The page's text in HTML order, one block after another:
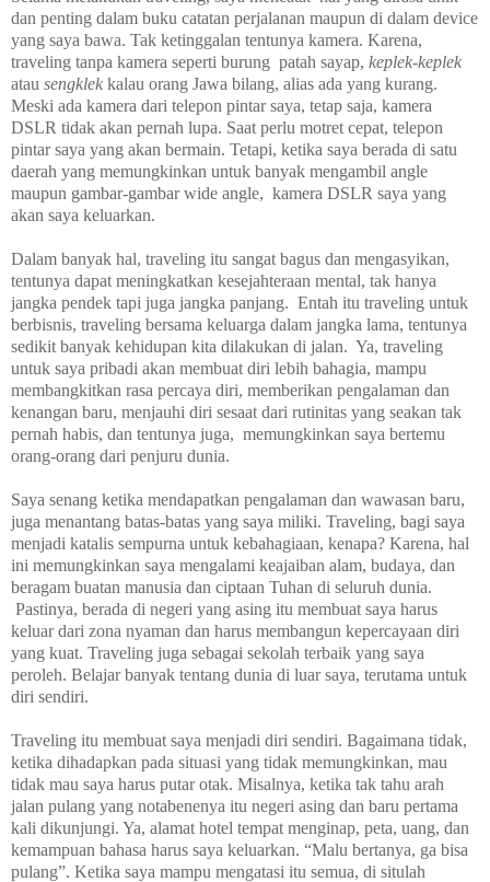
dan penting dalam buku catatan perjalanan maupun di dalam device
yang saya bawa. Tak ketinggalan tentunya kamera. Karena,
traveling tanpa kamera seperti burung patah sayap, keplek-keplek
atau sengklek kalau orang Jawa bilang, alias ada yang kurang.
Meski ada kamera dari telepon pintar saya, tetap saja, kamera
DSLR tidak akan pernah lupa. Saat perlu motret cepat, telepon
pintar saya yang akan bermain. Tetapi, ketika saya berada di satu
daerah yang memungkinkan untuk banyak mengambil angle
maupun gambar-gambar wide angle, kamera DSLR saya yang
akan saya keluarkan.
Dalam banyak hal, traveling itu sangat bagus dan mengasyikan,
tentunya dapat meningkatkan kesejahteraan mental, tak hanya
jangka pendek tapi juga jangka panjang. Entah itu traveling untuk
berbisnis, traveling bersama keluarga dalam jangka lama, tentunya
sedikit banyak kehidupan kita dilakukan di jalan. Ya, traveling
untuk saya pribadi akan membuat diri lebih bahagia, mampu
membangkitkan rasa percaya diri, memberikan pengalaman dan
kenangan baru, menjauhi diri sesaat dari rutinitas yang seakan tak
pernah habis, dan tentunya juga, memungkinkan saya bertemu
orang-orang dari penjuru dunia.
Saya senang ketika mendapatkan pengalaman dan wawasan baru,
juga menantang batas-batas yang saya miliki. Traveling, bagi saya
menjadi katalis sempurna untuk kebahagiaan, kenapa? Karena, hal
ini memungkinkan saya mengalami keajaiban alam, budaya, dan
beragam buatan manusia dan ciptaan Tuhan di seluruh dunia.
Pastinya, berada di negeri yang asing itu membuat saya harus
keluar dari zona nyaman dan harus membangun kepercayaan diri
yang kuat. Traveling juga sebagai sekolah terbaik yang saya
peroleh. Belajar banyak tentang dunia di luar saya, terutama untuk
diri sendiri.
Traveling itu membuat saya menjadi diri sendiri. Bagaimana tidak,
ketika dihadapkan pada situasi yang tidak memungkinkan, mau
tidak mau saya harus putar otak. Misalnya, ketika tak tahu arah
jalan pulang yang notabenenya itu negeri asing dan baru pertama
kali dikunjungi. Ya, alamat hotel tempat menginap, peta, uang, dan
kemampuan bahasa harus saya keluarkan. “Malu bertanya, ga bisa
pulang”. Ketika saya mampu mengatasi itu semua, di situlah